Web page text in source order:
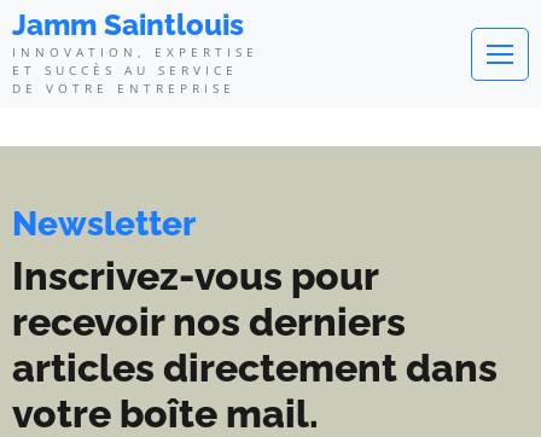
Jamm Saintlouis - Innovation,
Jamm Saintlouis
INNOVATION, EXPERTISE
ET SUCCÈS AU SERVICE
DE VOTRE ENTREPRISE
Newsletter
Inscrivez-vous pour
recevoir nos derniers
articles directement dans
votre boîte mail.